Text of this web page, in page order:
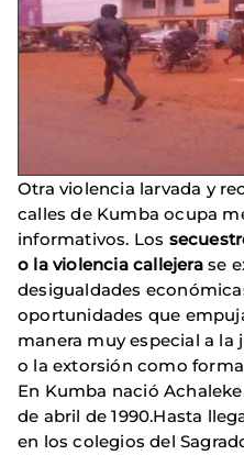
Otra violencia larvada y
calles de Kumba ocupa
informativos. Los
o la violencia callejerase
desigualdades
oportunidades que
manera muy especial a la
o la extorsión como
En Kumba nació
de abril de 1990.Hasta
en los colegios del